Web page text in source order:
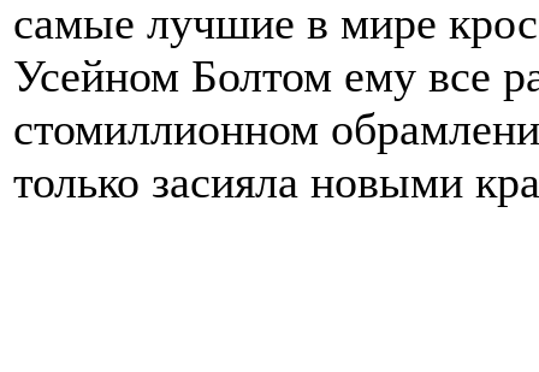
самые лучшие в мире
Усейном Болтом ему все
стомиллионном
только засияла новыми